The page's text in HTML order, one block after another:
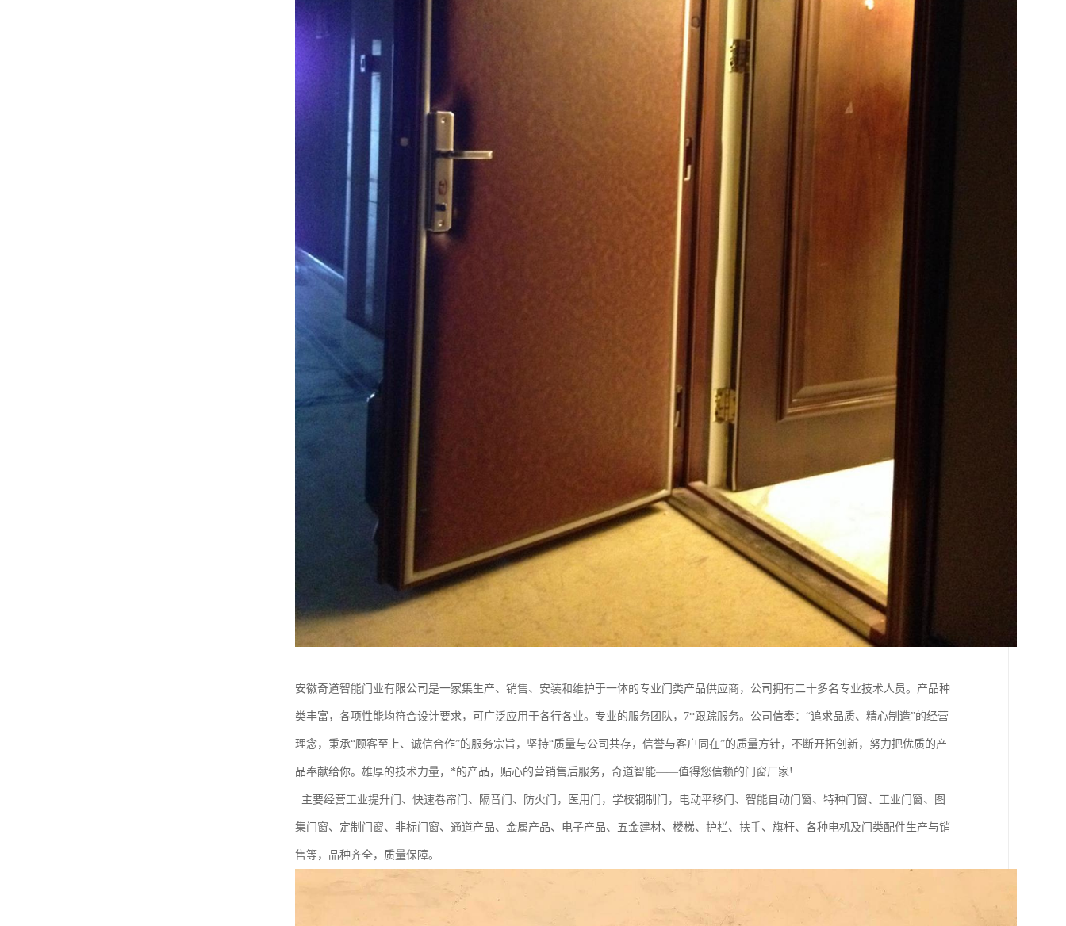
安徽奇道智能门业有限公司是一家集生产、销售、安装和维护于一体的专业门类产品供应商，公司拥有二十多名专业技术人员。产品种
类丰富，各项性能均符合设计要求，可广泛应用于各行各业。专业的服务团队，7*跟踪服务。公司信奉：“追求品质、精心制造”的经营
理念，秉承“顾客至上、诚信合作”的服务宗旨，坚持“质量与公司共存，信誉与客户同在”的质量方针，不断开拓创新，努力把优质的产
品奉献给你。雄厚的技术力量，*的产品，贴心的营销售后服务，奇道智能——值得您信赖的门窗厂家!
主要经营工业提升门、快速卷帘门、隔音门、防火门，医用门，学校钢制门，电动平移门、智能自动门窗、特种门窗、工业门窗、图
集门窗、定制门窗、非标门窗、通道产品、金属产品、电子产品、五金建材、楼梯、护栏、扶手、旗杆、各种电机及门类配件生产与销
售等，品种齐全，质量保障。